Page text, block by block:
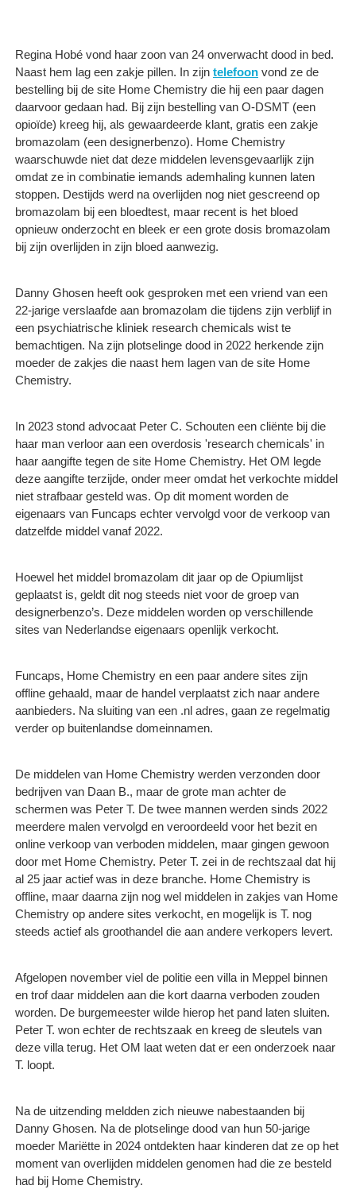
Regina Hobé vond haar zoon van 24 onverwacht dood in bed.
Naast hem lag een zakje pillen. In zijn telefoon vond ze de
bestelling bij de site Home Chemistry die hij een paar dagen
daarvoor gedaan had. Bij zijn bestelling van O-DSMT (een
opioïde) kreeg hij, als gewaardeerde klant, gratis een zakje
bromazolam (een designerbenzo). Home Chemistry
waarschuwde niet dat deze middelen levensgevaarlijk zijn
omdat ze in combinatie iemands ademhaling kunnen laten
stoppen. Destijds werd na overlijden nog niet gescreend op
bromazolam bij een bloedtest, maar recent is het bloed
opnieuw onderzocht en bleek er een grote dosis bromazolam
bij zijn overlijden in zijn bloed aanwezig.
Danny Ghosen heeft ook gesproken met een vriend van een
22-jarige verslaafde aan bromazolam die tijdens zijn verblijf in
een psychiatrische kliniek research chemicals wist te
bemachtigen. Na zijn plotselinge dood in 2022 herkende zijn
moeder de zakjes die naast hem lagen van de site Home
Chemistry.
In 2023 stond advocaat Peter C. Schouten een cliënte bij die
haar man verloor aan een overdosis 'research chemicals' in
haar aangifte tegen de site Home Chemistry. Het OM legde
deze aangifte terzijde, onder meer omdat het verkochte middel
niet strafbaar gesteld was. Op dit moment worden de
eigenaars van Funcaps echter vervolgd voor de verkoop van
datzelfde middel vanaf 2022.
Hoewel het middel bromazolam dit jaar op de Opiumlijst
geplaatst is, geldt dit nog steeds niet voor de groep van
designerbenzo’s. Deze middelen worden op verschillende
sites van Nederlandse eigenaars openlijk verkocht.
Funcaps, Home Chemistry en een paar andere sites zijn
offline gehaald, maar de handel verplaatst zich naar andere
aanbieders. Na sluiting van een .nl adres, gaan ze regelmatig
verder op buitenlandse domeinnamen.
De middelen van Home Chemistry werden verzonden door
bedrijven van Daan B., maar de grote man achter de
schermen was Peter T. De twee mannen werden sinds 2022
meerdere malen vervolgd en veroordeeld voor het bezit en
online verkoop van verboden middelen, maar gingen gewoon
door met Home Chemistry. Peter T. zei in de rechtszaal dat hij
al 25 jaar actief was in deze branche. Home Chemistry is
offline, maar daarna zijn nog wel middelen in zakjes van Home
Chemistry op andere sites verkocht, en mogelijk is T. nog
steeds actief als groothandel die aan andere verkopers levert.
Afgelopen november viel de politie een villa in Meppel binnen
en trof daar middelen aan die kort daarna verboden zouden
worden. De burgemeester wilde hierop het pand laten sluiten.
Peter T. won echter de rechtszaak en kreeg de sleutels van
deze villa terug. Het OM laat weten dat er een onderzoek naar
T. loopt.
Na de uitzending meldden zich nieuwe nabestaanden bij
Danny Ghosen. Na de plotselinge dood van hun 50-jarige
moeder Mariëtte in 2024 ontdekten haar kinderen dat ze op het
moment van overlijden middelen genomen had die ze besteld
had bij Home Chemistry.